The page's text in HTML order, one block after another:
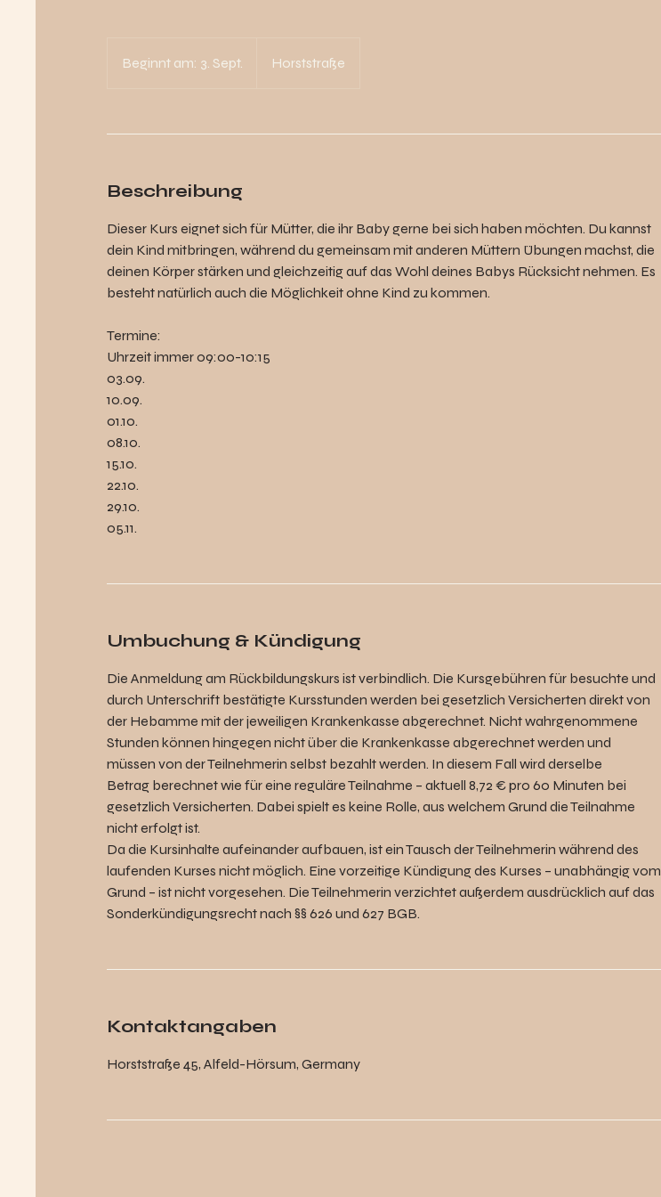
Beginnt am: 3. Sept.
m
:
3
.
p
Horststraße
Beschreibung
Dieser Kurs eignet sich für Mütter, die ihr Baby gerne bei sich haben möchten. Du kannst
dein Kind mitbringen, während du gemeinsam mit anderen Müttern Übungen machst, die
deinen Körper stärken und gleichzeitig auf das Wohl deines Babys Rücksicht nehmen. Es
besteht natürlich auch die Möglichkeit ohne Kind zu kommen.
Termine:
Uhrzeit immer 09:00-10:15
03.09.
10.09.
01.10.
08.10.
15.10.
22.10.
29.10.
Umbuchung & Kündigung
Die Anmeldung am Rückbildungskurs ist verbindlich. Die Kursgebühren für besuchte und
durch Unterschrift bestätigte Kursstunden werden bei gesetzlich Versicherten direkt von
der Hebamme mit der jeweiligen Krankenkasse abgerechnet. Nicht wahrgenommene
Stunden können hingegen nicht über die Krankenkasse abgerechnet werden und
müssen von der Teilnehmerin selbst bezahlt werden. In diesem Fall wird derselbe
Betrag berechnet wie für eine reguläre Teilnahme – aktuell 8,72 € pro 60 Minuten bei
gesetzlich Versicherten. Dabei spielt es keine Rolle, aus welchem Grund die Teilnahme
nicht erfolgt ist.
Da die Kursinhalte aufeinander aufbauen, ist ein Tausch der Teilnehmerin während des
laufenden Kurses nicht möglich. Eine vorzeitige Kündigung des Kurses – unabhängig vom
Grund – ist nicht vorgesehen. Die Teilnehmerin verzichtet außerdem ausdrücklich auf das
Sonderkündigungsrecht nach §§ 626 und 627 BGB.
Kontaktangaben
Horststraße 45, Alfeld-Hörsum, Germany